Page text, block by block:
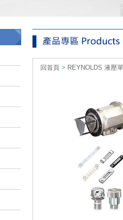
回首頁 > REYNOLDS 液壓